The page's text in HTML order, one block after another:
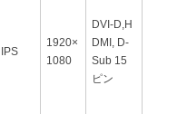
IPS
1920×
1080
DVI-D,H
DMI, D-
Sub 15
ピン